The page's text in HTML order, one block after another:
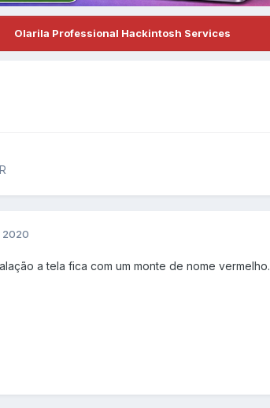
Olarila Professional Hackintosh Services
2020
a tela fica com um monte de nome vermelho.